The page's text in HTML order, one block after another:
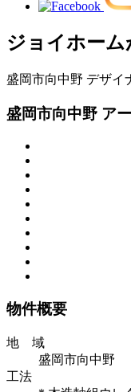
ジョイホーム
盛岡市向中野 デザイ
盛岡市向中野 ア
物件概要
地 域
盛岡市向中野
工法